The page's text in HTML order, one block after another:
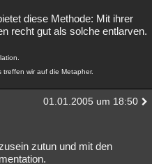
diese Methode: Mit ihrer
recht gut als solche entlarven.
wir auf die Metapher.
01.01.2005 um 18:50
zutun und mit den